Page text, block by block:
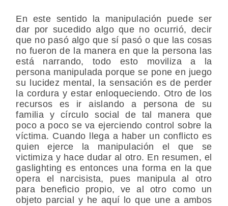
En este sentido la manipulación puede ser
dar por sucedido algo que no ocurrió, decir
que no pasó algo que sí pasó o que las cosas
no fueron de la manera en que la persona las
está narrando, todo esto moviliza a la
persona manipulada porque se pone en juego
su lucidez mental, la sensación es de perder
la cordura y estar enloqueciendo. Otro de los
recursos es ir aislando a persona de su
familia y círculo social de tal manera que
poco a poco se va ejerciendo control sobre la
víctima. Cuando llega a haber un conflicto es
quien ejerce la manipulación el que se
victimiza y hace dudar al otro. En resumen, el
gaslighting es entonces una forma en la que
opera el narcisista, pues manipula al otro
para beneficio propio, ve al otro como un
objeto parcial y he aquí lo que une a ambos